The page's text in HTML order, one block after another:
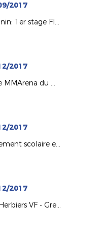
2017
Arbitrage féminin: 1er stage FIFA en France
2017
Evénement : le MMArena du Mans FC en mode Noël !
2017
L'accompagnement scolaire en lumière avec l'Etoile Mouzillonnaise
2017
National : Les Herbiers VF - Grenoble Foot 38 (0-1)